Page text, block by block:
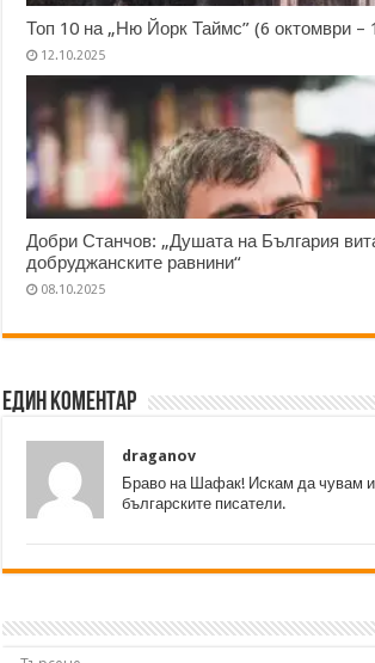
Топ 10 на „Ню Йорк Таймс” (6 октомври –
12.10.2025
Добри Станчов: „Душата на България
добруджанските равнини“
08.10.2025
Един коментар
draganov
Браво на Шафак! Искам да чувам и
българските писатели.